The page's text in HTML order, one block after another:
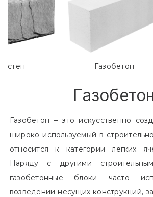
Газобетон
Газобетон – это искусственно
широко используемый в
относится к категории легких
Наряду с другими
газобетонные блоки часто используются при
возведении несущих конструкций,